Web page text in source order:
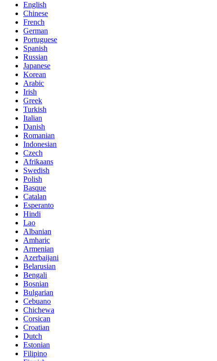
English
Chinese
French
German
Portuguese
Spanish
Russian
Japanese
Korean
Arabic
Irish
Greek
Turkish
Italian
Danish
Romanian
Indonesian
Czech
Afrikaans
Swedish
Polish
Basque
Catalan
Esperanto
Hindi
Lao
Albanian
Amharic
Armenian
Azerbaijani
Belarusian
Bengali
Bosnian
Bulgarian
Cebuano
Chichewa
Corsican
Croatian
Dutch
Estonian
Filipino